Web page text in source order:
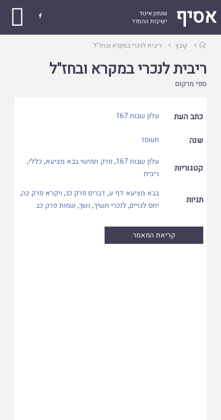
אסיף
שנתון איגוד
ישיבות ההסדר

עמודקובץ ריבית לנכרי במקרא ובחז"ל
ריבית לנכרי במקרא ובחז"ל
ספי מרקוס
כתב העת עלון שבות 167
שנה תשסז
קטגוריות
עלון שבות 167 , פרק חמישי בבא מציעא, כללי,
ריבית
תגיות
בבא מציעא דף ע, דברים פרק כג, ויקרא פרק כה,
יחס לגויים,לנכרי תשיך, נשך, שמות פרק כב
קריאת המאמר